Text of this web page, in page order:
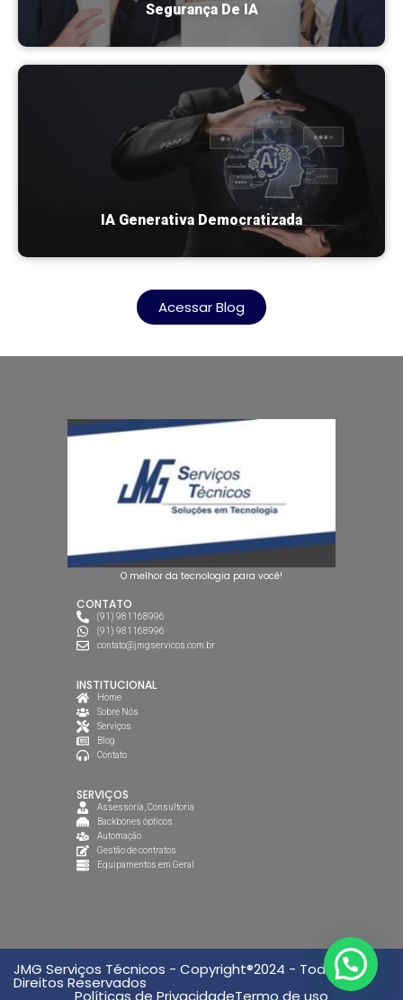
Segurança De IA
IA Generativa Democratizada
Acessar Blog
O melhor da tecnologia para você!
CONTATO
(91) 981168996
(91) 981168996
contato@jmgservicos.com.br
INSTITUCIONAL
Home
Sobre Nós
Serviços
Blog
Contato
SERVIÇOS
Assessoria, Consultoria
Backbones ópticos
Automação
Gestão de contratos
Equipamentos em Geral
JMG Serviços Técnicos - Copyright®2024 - Todos os
Direitos Reservados